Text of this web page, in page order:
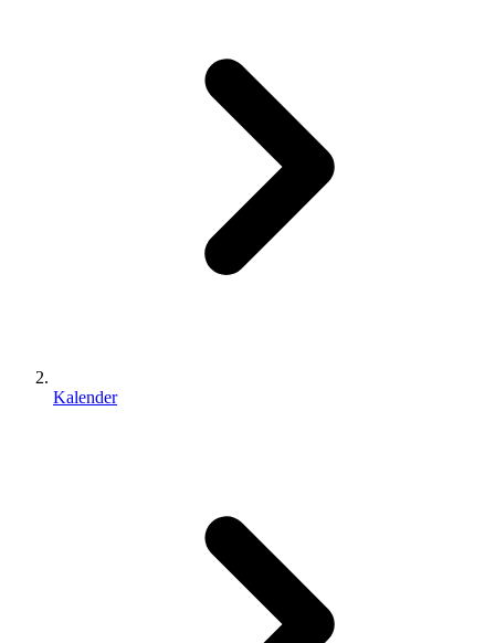
Kalender